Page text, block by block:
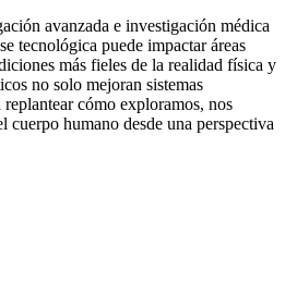
avanzada e investigación médica
tecnológica puede impactar áreas
más fieles de la realidad física y
no solo mejoran sistemas
cómo exploramos, nos
cuerpo humano desde una perspectiva